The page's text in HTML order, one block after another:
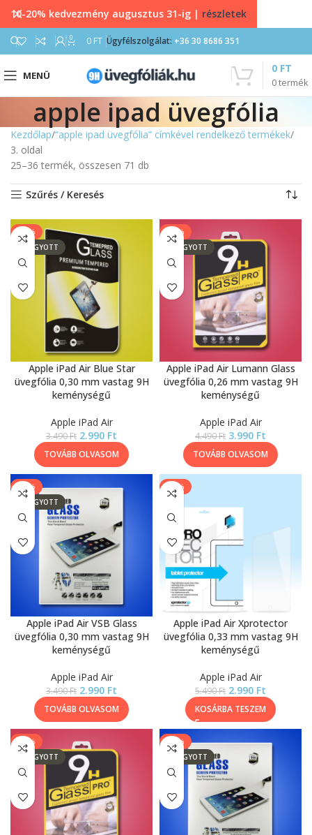
0 0 FT Ügyfélszolgálat: +36 30 8686 351
MENÜ
0termék
0 FT
apple ipad üvegfólia
Kezdőlap “apple ipad üvegfólia” címkével rendelkező termékek
3. oldal
25–36 termék, összesen 71 db
Szűrés / Keresés
-14%
ELFOGYOTT
Apple iPad Air Blue Star
üvegfólia 0,30 mm vastag 9H
keménységű
Apple iPad Air
3.490Ft 2.990 Ft
TOVÁBB OLVASOM
-11%
ELFOGYOTT
Apple iPad Air Lumann Glass
üvegfólia 0,26 mm vastag 9H
keménységű
Apple iPad Air
4.490Ft 3.990 Ft
TOVÁBB OLVASOM
-14%
ELFOGYOTT
Apple iPad Air VSB Glass
üvegfólia 0,30 mm vastag 9H
keménységű
Apple iPad Air
3.490Ft 2.990 Ft
TOVÁBB OLVASOM
-46%
Apple iPad Air Xprotector
üvegfólia 0,33 mm vastag 9H
keménységű
Apple iPad Air
5.490Ft 2.990 Ft
KOSÁRBA TESZEM
-13%
ELFOGYOTT
-14%
ELFOGYOTT
10-20% kedvezmény augusztus 31-ig | részletek